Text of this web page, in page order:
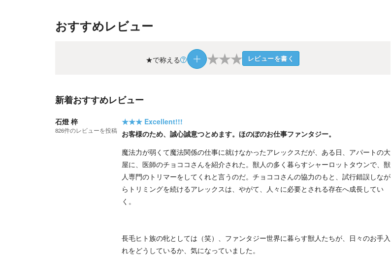
おすすめレビュー
★で称える ★★★ レビューを書く
新着おすすめレビュー
石燈 梓
826件のレビューを投稿
★★★ Excellent!!!
お客様のため、誠心誠意つとめます。ほのぼのお仕事ファンタジー。
魔法力が弱くて魔法関係の仕事に就けなかったアレックスだが、ある日、アパートの大
屋に、医師のチョココさんを紹介された。獣人の多く暮らすシャーロットタウンで、獣
人専門のトリマーをしてくれと言うのだ。チョココさんの協力のもと、試行錯誤しなが
らトリミングを続けるアレックスは、やがて、人々に必要とされる存在へ成長してい
く。
長毛ヒト族の牝としては（笑）、ファンタジー世界に暮らす獣人たちが、日々のお手入
れをどうしているか、気になっていました。